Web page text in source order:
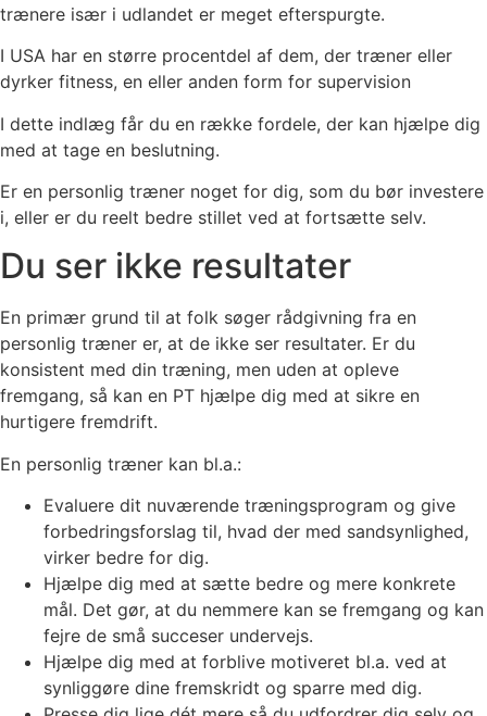
trænere især i udlandet er meget efterspurgte.
I USA har en større procentdel af dem, der træner eller
dyrker fitness, en eller anden form for supervision
I dette indlæg får du en række fordele, der kan hjælpe dig
med at tage en beslutning.
Er en personlig træner noget for dig, som du bør investere
i, eller er du reelt bedre stillet ved at fortsætte selv.
Du ser ikke resultater
En primær grund til at folk søger rådgivning fra en
personlig træner er, at de ikke ser resultater. Er du
konsistent med din træning, men uden at opleve
fremgang, så kan en PT hjælpe dig med at sikre en
hurtigere fremdrift.
En personlig træner kan bl.a.:
Evaluere dit nuværende træningsprogram og give
forbedringsforslag til, hvad der med sandsynlighed,
virker bedre for dig.
Hjælpe dig med at sætte bedre og mere konkrete
mål. Det gør, at du nemmere kan se fremgang og kan
fejre de små succeser undervejs.
Hjælpe dig med at forblive motiveret bl.a. ved at
synliggøre dine fremskridt og sparre med dig.